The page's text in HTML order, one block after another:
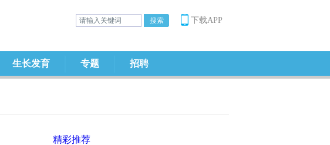
下载APP
生长发育 专题 招聘
精彩推荐